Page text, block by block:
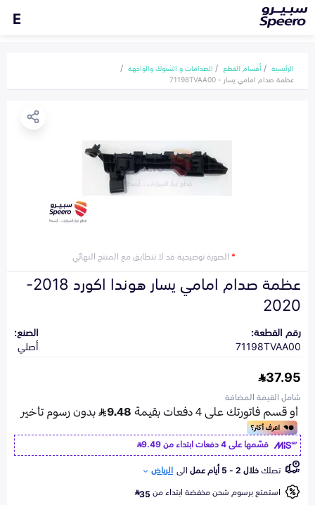
E
الرئيسية أقسام القطع
الصدامات و الشبوك والواجهة
عظمة صدام امامي يسار - 71198TVAA00
*الصورة توضيحية قد لا تتطابق مع المنتج النهائي
عظمة صدام امامي يسار هوندا اكورد 2018-
2020
رقم القطعة:
71198TVAA00
الصنع:
أصلي
37.95
شامل القيمة المضافة
قسّمها على 4 دفعات ابتداء من
9.49
تصلكخلال 2 - 5 أيام عمل الى الرياض
استمتع برسوم شحن مخفضة ابتداء من35